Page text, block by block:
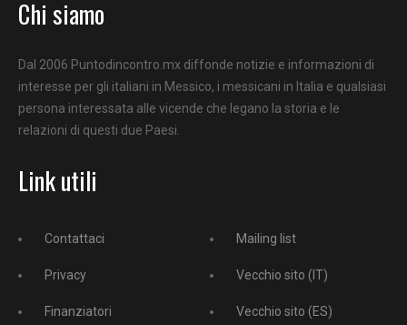
Chi siamo
Dal 2006 Puntodincontro.mx diffonde notizie e informazioni di
interesse per gli italiani in Messico, i messicani in Italia e qualsiasi
persona interessata alle vicende che legano la storia e le
relazioni di questi due Paesi.
Link utili
Contattaci
Privacy
Finanziatori
Mailing list
Vecchio sito (IT)
Vecchio sito (ES)